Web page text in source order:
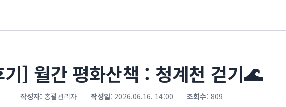
] 월간 평화산책 : 청계천 걷기🌊
작성자: 총괄관리자 작성일: 2026.06.16. 14:00 조회수: 809